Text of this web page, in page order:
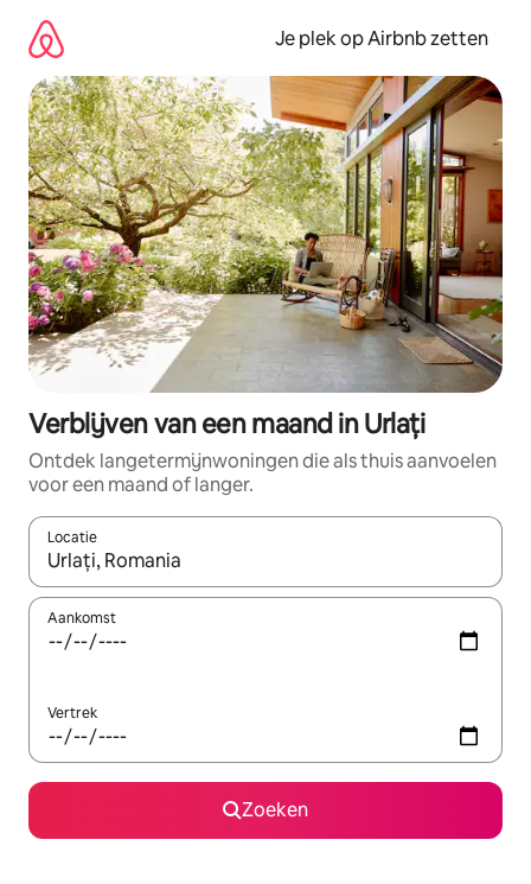
direct
naar
inhoud
Je plek op Airbnb zetten
Verblijven van een maand in Urlați
Ontdek langetermijnwoningen die als thuis aanvoelen
voor een maand of langer.
Locatie
Wanneer er resultaten beschikbaar zijn, maak je een keuze
Aankomst
Vertrek
Zoeken